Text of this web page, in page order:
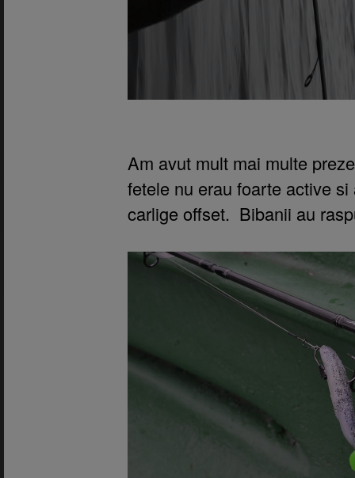
Am avut mult mai multe
fetele nu erau foarte active
carlige offset. Bibanii au